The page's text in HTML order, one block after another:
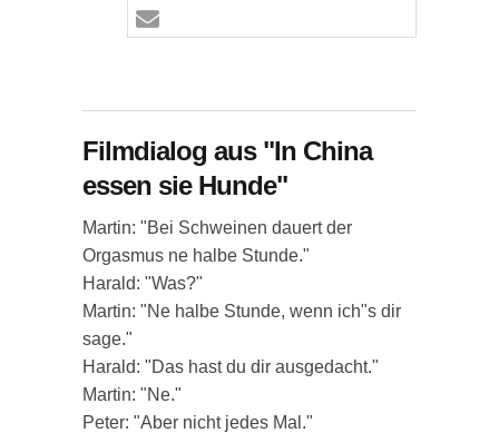
Filmdialog aus "In China
essen sie Hunde"
Martin: "Bei Schweinen dauert der
Orgasmus ne halbe Stunde."
Harald: "Was?"
Martin: "Ne halbe Stunde, wenn ich"s dir
sage."
Harald: "Das hast du dir ausgedacht."
Martin: "Ne."
Peter: "Aber nicht jedes Mal."